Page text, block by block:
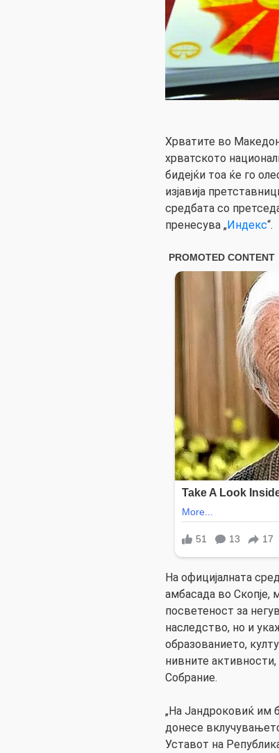
Хрватите во
хрватското
бидејќи тоа ќе го
изјавија
средбата со
пренесува „Индекс“.
На официјалната
амбасада во Скопје,
посветеност за
наследство, но и
образованието,
нивните
Собрание.
„На Јандроковиќ им
донесе
Уставот на